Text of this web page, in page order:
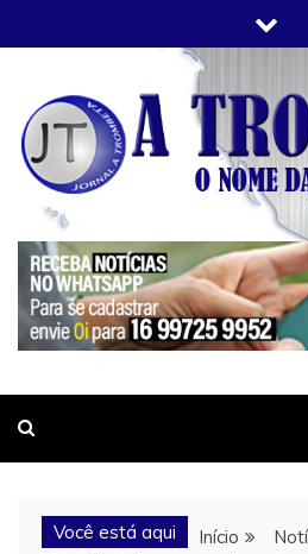
to
JORNAL A TROMBETA
O Nome da Notícia
Você está aqui Início